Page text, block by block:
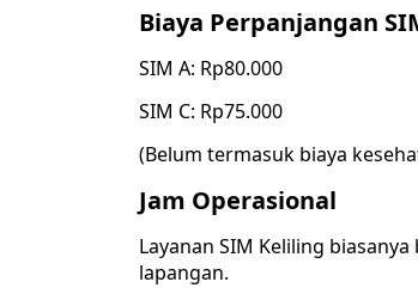
Biaya Perpanjangan
SIM A: Rp80.000
SIM C: Rp75.000
(Belum termasuk biaya
Jam Operasional
Layanan SIM Keliling
lapangan.